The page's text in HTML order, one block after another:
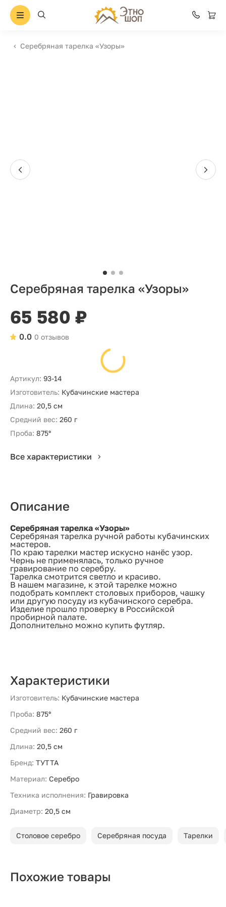
Серебряная тарелка «Узоры»
Серебряная тарелка «Узоры»
65 580 ₽
0 отзывов
0.0
Артикул: 93-14
Изготовитель: Кубачинские мастера
Длина: 20,5 см
Средний вес: 260 г
Проба: 875°
Все характеристики
Описание
Серебряная тарелка «Узоры»
Серебряная тарелка ручной работы кубачинских
мастеров.
По краю тарелки мастер искусно нанёс узор.
Чернь не применялась, только ручное
гравирование по серебру.
Тарелка смотрится светло и красиво.
В нашем магазине, к этой тарелке можно
подобрать комплект столовых приборов, чашку
или другую посуду из кубачинского серебра.
Изделие прошло проверку в Российской
пробирной палате.
Дополнительно можно купить футляр.
Характеристики
Изготовитель: Кубачинские мастера
Проба: 875°
Средний вес: 260 г
Длина: 20,5 см
Бренд: ТУТТА
Материал: Серебро
Техника исполнения: Гравировка
Диаметр: 20,5 см
Столовое серебро Серебряная посуда Тарелки
Похожие товары